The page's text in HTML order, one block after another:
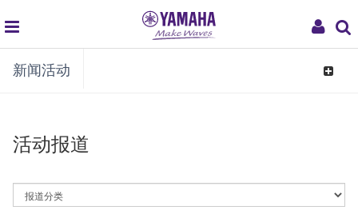
My
global
navigation
新闻活动
Toggle
活动报道
活
动